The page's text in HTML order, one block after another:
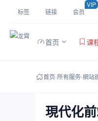
标签 链接 会员
VIP
首页 课
首页-所有服务-網站
現代化